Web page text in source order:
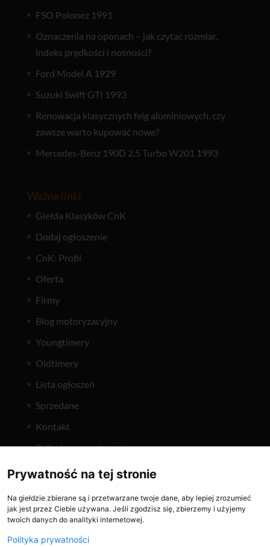
FSO Polonez 1991
Oznaczenia na oponach – jak czytać rozmiar,
indeks prędkości i nośności?
Ford Model A 1929
Suzuki Swift GTI 1993
Renowacja klasycznych felg aluminiowych, czy
zawsze warto kupować nowe?
Mercedes-Benz 190D 2.5 Turbo W201 1993
Ważne linki
Giełda Klasyków CnK
Dodaj ogłoszenie
CnK: Profil
Oferta
Firmy
Blog motoryzacyjny
Youngtimery
Oldtimery
Lista ogłoszeń
Sprzedane
Kontakt
Polityka prywatności
Prywatność na tej stronie
Na giełdzie zbierane są i przetwarzane twoje dane, aby lepiej zrozumieć
jak jest przez Ciebie używana. Jeśli zgodzisz się, zbierzemy i użyjemy
twoich danych do analityki internetowej.
Polityka prywatności